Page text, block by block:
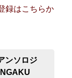
録はこちらか
ンソロジ